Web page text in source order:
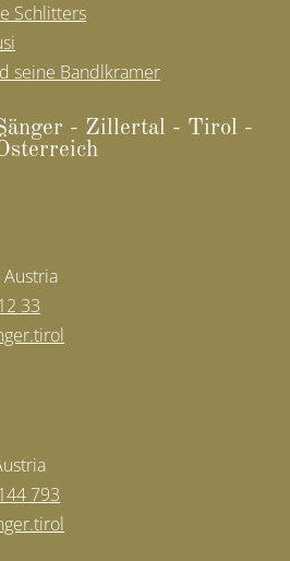
Schlitters
seine Bandlkramer
- Zil­ler­tal - Ti­rol -
33
793